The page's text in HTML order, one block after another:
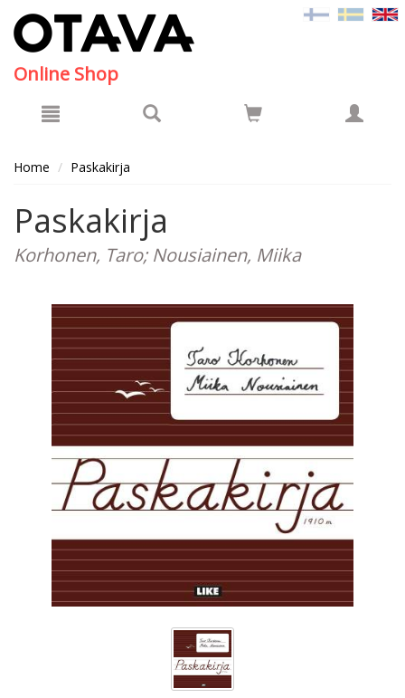
Online Shop
Home Paskakirja
Paskakirja
Korhonen, Taro; Nousiainen, Miika